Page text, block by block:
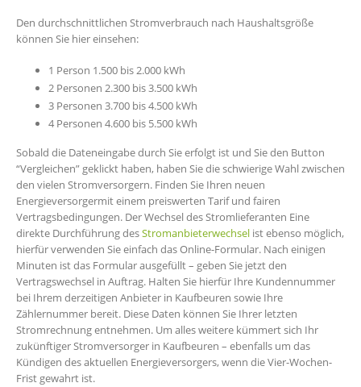
Den durchschnittlichen Stromverbrauch nach Haushaltsgröße
können Sie hier einsehen:
1 Person 1.500 bis 2.000 kWh
2 Personen 2.300 bis 3.500 kWh
3 Personen 3.700 bis 4.500 kWh
4 Personen 4.600 bis 5.500 kWh
Sobald die Dateneingabe durch Sie erfolgt ist und Sie den Button
“Vergleichen” geklickt haben, haben Sie die schwierige Wahl zwischen
den vielen Stromversorgern. Finden Sie Ihren neuen
Energieversorgermit einem preiswerten Tarif und fairen
Vertragsbedingungen. Der Wechsel des Stromlieferanten Eine
direkte Durchführung desStromanbieterwechsel ist ebenso möglich,
hierfür verwenden Sie einfach das Online-Formular. Nach einigen
Minuten ist das Formular ausgefüllt – geben Sie jetzt den
Vertragswechsel in Auftrag. Halten Sie hierfür Ihre Kundennummer
bei Ihrem derzeitigen Anbieter in Kaufbeuren sowie Ihre
Zählernummer bereit. Diese Daten können Sie Ihrer letzten
Stromrechnung entnehmen. Um alles weitere kümmert sich Ihr
zukünftiger Stromversorger in Kaufbeuren – ebenfalls um das
Kündigen des aktuellen Energieversorgers, wenn die Vier-Wochen-
Frist gewahrt ist.